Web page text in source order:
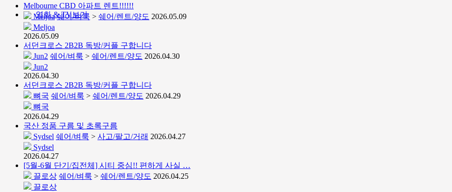
영화 & TV보기
Melbourne CBD 아파트 렌트!!!!!!
Meljoa 쉐어/벼룩 > 쉐어/렌트/양도 2026.05.09
Meljoa
2026.05.09
서던크로스 2B2B 독방/커플 구합니다
Jun2 쉐어/벼룩 > 쉐어/렌트/양도 2026.04.30
Jun2
2026.04.30
서던크로스 2B2B 독방/커플 구합니다
뼈국 쉐어/벼룩 > 쉐어/렌트/양도 2026.04.29
뼈국
2026.04.29
국산 정품 구름 및 초록구름
Sydsel 쉐어/벼룩 > 사고/팔고/거래 2026.04.27
Sydsel
2026.04.27
[5월-6월 단기/집전체] 시티 중심!! 편하게 사실 …
끌로상 쉐어/벼룩 > 쉐어/렌트/양도 2026.04.25
끌로상